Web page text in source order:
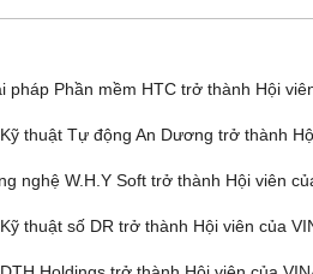
pháp Phần mềm HTC trở thành Hội
thuật Tự động An Dương trở thành
nghệ W.H.Y Soft trở thành Hội viên
thuật số DR trở thành Hội viên của